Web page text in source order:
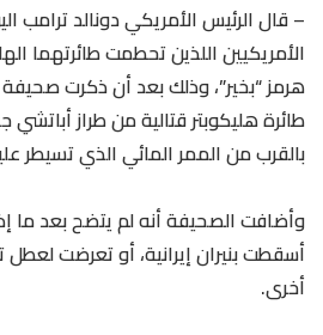
– قال الرئيس الأمريكي دونالد ترامب
الأمريكيين اللذين تحطمت طائرتهما
هرمز “بخير”، وذلك بعد أن ذكرت صحيفة
طائرة هليكوبتر قتالية من طراز
بالقرب من الممر المائي الذي تسيطر
وأضافت الصحيفة أنه لم يتضح بعد ما
أسقطت بنيران إيرانية، أو تعرضت
أخرى.